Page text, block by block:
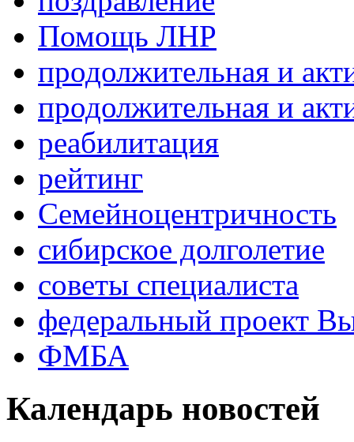
Помощь ЛНР
продолжительная и
продолжительная и
реабилитация
рейтинг
Семейноцентричность
сибирское долголетие
советы специалиста
федеральный проект
ФМБА
Календарь новостей